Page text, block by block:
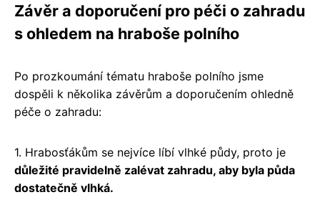
Závěr a doporučení pro péči o zahradu
s ohledem na hraboše polního
Po prozkoumání tématu hraboše polního jsme
dospěli k několika závěrům a doporučením ohledně
péče o zahradu:
1. Hrabosťákům se nejvíce líbí vlhké půdy, proto je
důležité pravidelně zalévat zahradu, aby byla půda
dostatečně vlhká.